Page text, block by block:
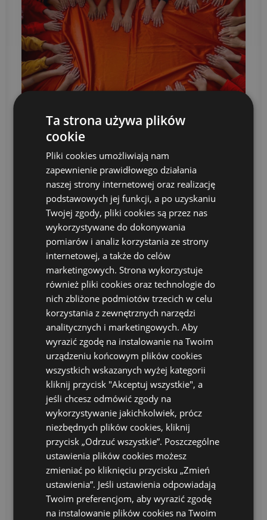
Pomarańczowy Dzień.
Dzielimy się radością!
Ta strona używa plików
cookie
Pliki cookies umożliwiają nam
zapewnienie prawidłowego działania
naszej strony internetowej oraz realizację
podstawowych jej funkcji, a po uzyskaniu
Twojej zgody, pliki cookies są przez nas
wykorzystywane do dokonywania
pomiarów i analiz korzystania ze strony
internetowej, a także do celów
marketingowych. Strona wykorzystuje
również pliki cookies oraz technologie do
nich zbliżone podmiotów trzecich w celu
korzystania z zewnętrznych narzędzi
analitycznych i marketingowych. Aby
wyrazić zgodę na instalowanie na Twoim
urządzeniu końcowym plików cookies
wszystkich wskazanych wyżej kategorii
kliknij przycisk "Akceptuj wszystkie", a
jeśli chcesz odmówić zgody na
wykorzystywanie jakichkolwiek, prócz
niezbędnych plików cookies, kliknij
przycisk „Odrzuć wszystkie”. Poszczególne
ustawienia plików cookies możesz
zmieniać po kliknięciu przycisku „Zmień
ustawienia”. Jeśli ustawienia odpowiadają
Twoim preferencjom, aby wyrazić zgodę
na instalowanie plików cookies na Twoim